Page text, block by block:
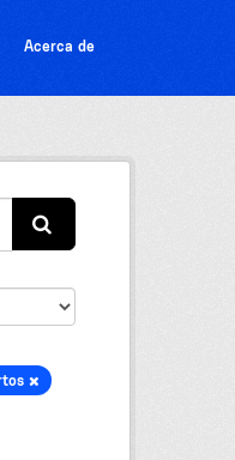
Acerca de